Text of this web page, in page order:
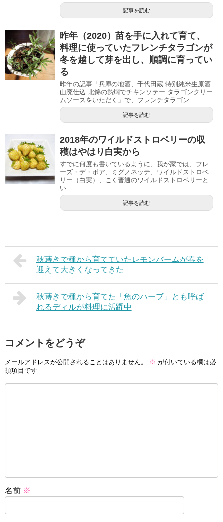
記事を読む
昨年（2020）苗を手に入れて育て、
料理に使っていたフレンチタラゴンが
冬を越して芽を出し、順調に育ってい
る
昨年の記事「兵庫の地酒、千代田蔵 特別純米生原酒
山廃仕込 北錦の熱燗でチキンソテー タラゴンクリー
ムソースをいただく」で、フレンチタラゴン...
記事を読む
2018年のワイルドストロベリーの収
穫はやはり白実から
すでに何度も書いているように、我が家では、フレ
ーズ・デ・ボア、ミグノネッテ、ワイルドストロベ
リー（白実）、ごく普通のワイルドストロベリーと
い...
記事を読む
秋蒔きで種から育てていたレモンバームが春を
迎えて大きくなってきた
秋蒔きで種から育てた「魚のハーブ」とも呼ば
れるディルが料理に活躍中
コメントをどうぞ
メールアドレスが公開されることはありません。 ※ が付いている欄は必
須項目です
名前 ※